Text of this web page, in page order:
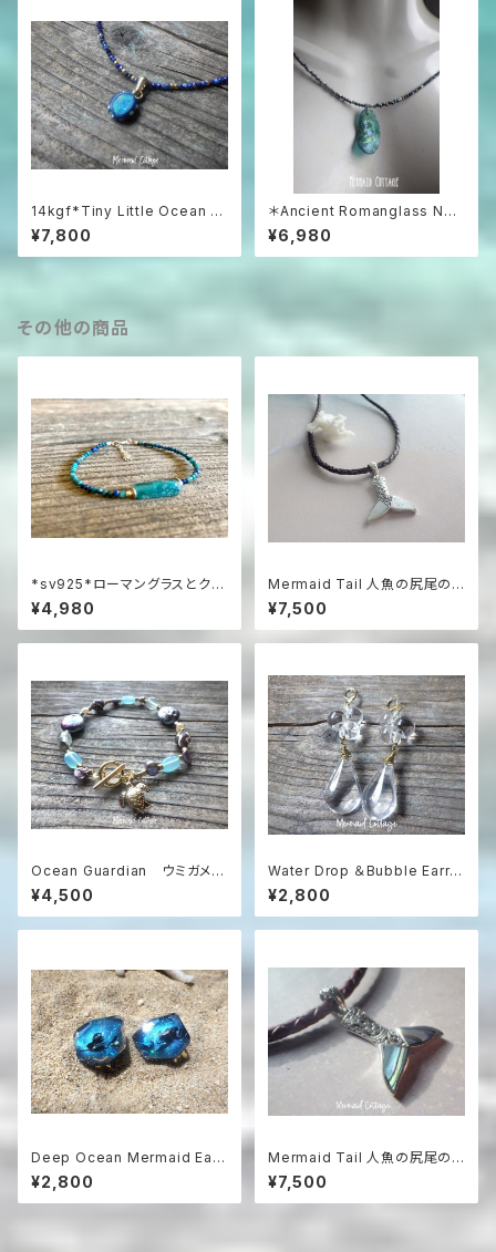
14kgf*Tiny Little Ocean O
pal Necklace オーストラリア
産プレシャスオパール&ラピスラ
ズリ
¥7,800
＊Ancient Romanglass Nec
klace3WAY☆ローマングラス
ブラックスピネルネックレス☆ユ
ニセックス☆
¥6,980
その他の商品
*sv925*ローマングラスとクリ
ソコラの海色ブレスレット
¥4,980
Mermaid Tail 人魚の尻尾の
革紐ハワイアンネックレス マザ
ーオブパール＆シルバー925
¥7,500
Ocean Guardian ウミガメが
泳ぐ楽園のブレスレット（ゆった
りサイズ）
¥4,500
Water Drop ＆Bubble Earrin
gs ドロップガラスと泡沫のピ
アス（イヤリング可）
¥2,800
Deep Ocean Mermaid Earri
ngs 深海のマーメイド（蝶バネ
クリップタイプ）
¥2,800
Mermaid Tail 人魚の尻尾の
革紐ハワイアンネックレス パウ
アシェル＆シルバー925
¥7,500